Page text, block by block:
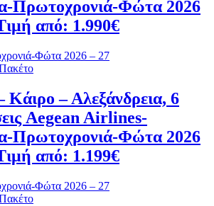
Πρωτοχρονιά-Φώτα 2026
από: 1.990€
Φώτα 2026 – 27
– Αλεξάνδρεια, 6
Aegean Airlines-
Πρωτοχρονιά-Φώτα 2026
από: 1.199€
Φώτα 2026 – 27